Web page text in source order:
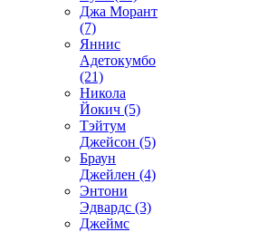
Джа Морант
(7)
Яннис
Адетокумбо
(21)
Никола
Йокич (5)
Тэйтум
Джейсон (5)
Браун
Джейлен (4)
Энтони
Эдвардс (3)
Джеймс